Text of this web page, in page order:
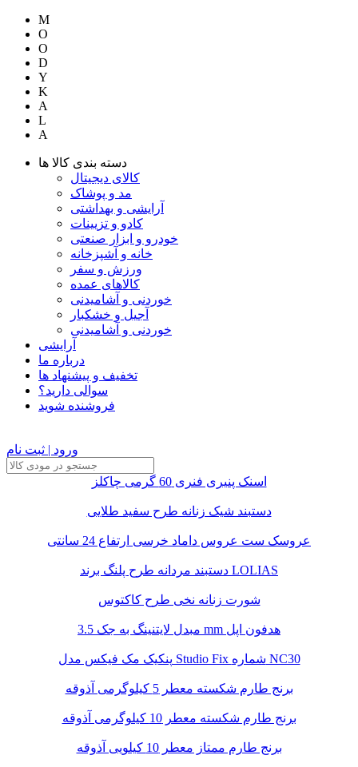
M
O
O
D
Y
K
A
L
A
دسته بندی کالا ها
کالای دیجیتال
مد و پوشاک
آرایشی و بهداشتی
کادو و تزیینات
خودرو و ابزار صنعتی
خانه و آشپزخانه
ورزش و سفر
کالاهای عمده
خوردنی و آشامیدنی
آجیل و خشکبار
خوردنی و آشامیدنی
آرایشی
درباره ما
تخفیف و پیشنهاد ها
سوالی دارید؟
فروشنده شوید
ورود | ثبت نام
اسنک پنیری فنری 60 گرمی چاکلز
دستبند شیک زنانه طرح سفید طلایی
عروسک ست عروس داماد خرسی ارتفاع 24 سانتی
دستبند مردانه طرح پلنگ برند LOLIAS
شورت زنانه نخی طرح کاکتوس
مبدل لایتنینگ به جک 3.5 mm هدفون اپل
پنکیک مک فیکس مدل Studio Fix شماره NC30
برنج طارم شکسته معطر 5 کیلوگرمی آذوقه
برنج طارم شکسته معطر 10 کیلوگرمی آذوقه
برنج طارم ممتاز معطر 10 کیلویی آذوقه